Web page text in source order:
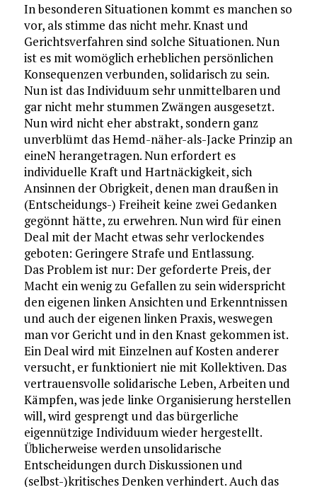
In besonderen Situationen kommt es manchen so
vor, als stimme das nicht mehr. Knast und
Gerichtsverfahren sind solche Situationen. Nun
ist es mit womöglich erheblichen persönlichen
Konsequenzen verbunden, solidarisch zu sein.
Nun ist das Individuum sehr unmittelbaren und
gar nicht mehr stummen Zwängen ausgesetzt.
Nun wird nicht eher abstrakt, sondern ganz
unverblümt das Hemd-näher-als-Jacke Prinzip an
eineN herangetragen. Nun erfordert es
individuelle Kraft und Hartnäckigkeit, sich
Ansinnen der Obrigkeit, denen man draußen in
(Entscheidungs-) Freiheit keine zwei Gedanken
gegönnt hätte, zu erwehren. Nun wird für einen
Deal mit der Macht etwas sehr verlockendes
geboten: Geringere Strafe und Entlassung.
Das Problem ist nur: Der geforderte Preis, der
Macht ein wenig zu Gefallen zu sein widerspricht
den eigenen linken Ansichten und Erkenntnissen
und auch der eigenen linken Praxis, weswegen
man vor Gericht und in den Knast gekommen ist.
Ein Deal wird mit Einzelnen auf Kosten anderer
versucht, er funktioniert nie mit Kollektiven. Das
vertrauensvolle solidarische Leben, Arbeiten und
Kämpfen, was jede linke Organisierung herstellen
will, wird gesprengt und das bürgerliche
eigennützige Individuum wieder hergestellt.
Üblicherweise werden unsolidarische
Entscheidungen durch Diskussionen und
(selbst-)kritisches Denken verhindert. Auch das